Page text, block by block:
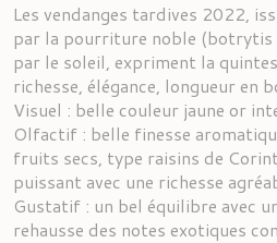
Les vendanges tardives 2022,
par la pourriture noble (botrytis
par le soleil, expriment la
richesse, élégance, longueur en
Visuel : belle couleur jaune or
Olfactif : belle finesse
fruits secs, type raisins de
puissant avec une richesse
Gustatif : un bel équilibre avec
rehausse des notes exotiques